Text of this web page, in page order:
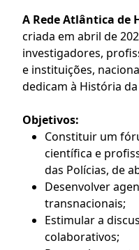
A Rede Atlântica de
criada em abril de
investigadores,
e instituições,
dedicam à História
Objetivos:
Constituir um
científica e
das Polícias, de
Desenvolver
transnacionais;
Estimular a
colaborativos;